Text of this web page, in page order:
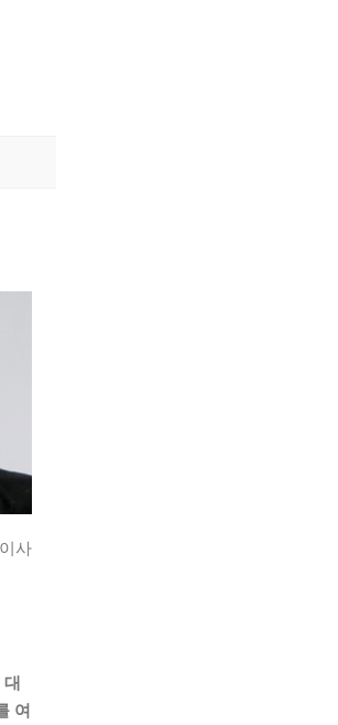
사
여